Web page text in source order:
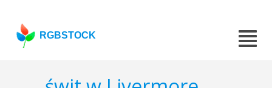
RGBSTOCK